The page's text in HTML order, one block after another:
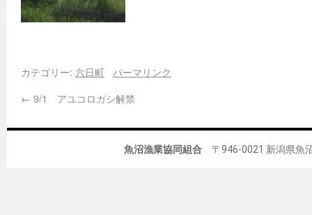
カテゴリー: 六日町
パーマリンク
← 9/1 アユコロガシ解禁
魚沼漁業協同組合 〒946-0021 新潟県魚